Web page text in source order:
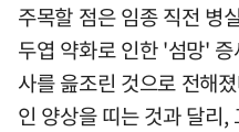
주목할 점은 임종 직전 병
두엽 약화로 인한 '섬망'
사를 읊조린 것으로 전해
인 양상을 띠는 것과 달리